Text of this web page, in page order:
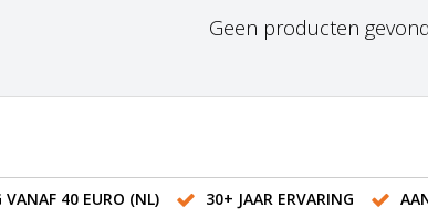
Geen producten
VANAF 40 EURO (NL)
30+ JAAR ERVARING